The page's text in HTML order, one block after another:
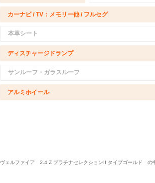
カーナビ / TV：メモリー他 / フルセグ
本革シート
ディスチャージドランプ
サンルーフ・ガラスルーフ
アルミホイール
ヴェルファイア 2.4 Z プラチナセレクションII タイプゴールド の